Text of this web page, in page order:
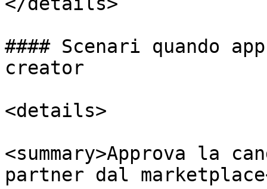
#### Scenari quando
creator
<details>
<summary>Approva la
partner dal